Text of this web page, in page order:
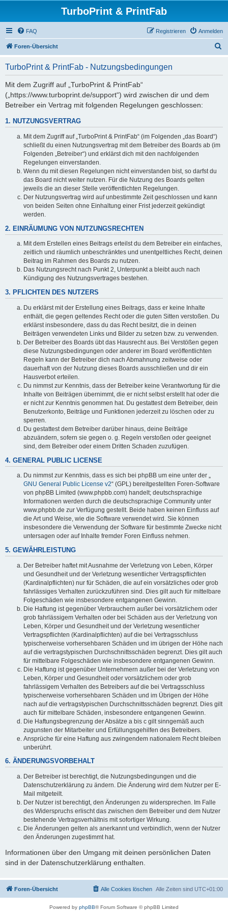
TurboPrint & PrintFab
FAQ Anmelden
Registrieren
Foren-Übersicht
TurboPrint & PrintFab - Nutzungsbedingungen
Mit dem Zugriff auf „TurboPrint & PrintFab“
(„https://www.turboprint.de/support“) wird zwischen dir und dem
Betreiber ein Vertrag mit folgenden Regelungen geschlossen:
1. NUTZUNGSVERTRAG
Mit dem Zugriff auf „TurboPrint & PrintFab“ (im Folgenden „das Board“)
schließt du einen Nutzungsvertrag mit dem Betreiber des Boards ab (im
Folgenden „Betreiber“) und erklärst dich mit den nachfolgenden
Regelungen einverstanden.
Wenn du mit diesen Regelungen nicht einverstanden bist, so darfst du
das Board nicht weiter nutzen. Für die Nutzung des Boards gelten
jeweils die an dieser Stelle veröffentlichten Regelungen.
Der Nutzungsvertrag wird auf unbestimmte Zeit geschlossen und kann
von beiden Seiten ohne Einhaltung einer Frist jederzeit gekündigt
werden.
2. EINRÄUMUNG VON NUTZUNGSRECHTEN
Mit dem Erstellen eines Beitrags erteilst du dem Betreiber ein einfaches,
zeitlich und räumlich unbeschränktes und unentgeltliches Recht, deinen
Beitrag im Rahmen des Boards zu nutzen.
Das Nutzungsrecht nach Punkt 2, Unterpunkt a bleibt auch nach
Kündigung des Nutzungsvertrages bestehen.
3. PFLICHTEN DES NUTZERS
Du erklärst mit der Erstellung eines Beitrags, dass er keine Inhalte
enthält, die gegen geltendes Recht oder die guten Sitten verstoßen. Du
erklärst insbesondere, dass du das Recht besitzt, die in deinen
Beiträgen verwendeten Links und Bilder zu setzen bzw. zu verwenden.
Der Betreiber des Boards übt das Hausrecht aus. Bei Verstößen gegen
diese Nutzungsbedingungen oder anderer im Board veröffentlichten
Regeln kann der Betreiber dich nach Abmahnung zeitweise oder
dauerhaft von der Nutzung dieses Boards ausschließen und dir ein
Hausverbot erteilen.
Du nimmst zur Kenntnis, dass der Betreiber keine Verantwortung für die
Inhalte von Beiträgen übernimmt, die er nicht selbst erstellt hat oder die
er nicht zur Kenntnis genommen hat. Du gestattest dem Betreiber, dein
Benutzerkonto, Beiträge und Funktionen jederzeit zu löschen oder zu
sperren.
Du gestattest dem Betreiber darüber hinaus, deine Beiträge
abzuändern, sofern sie gegen o. g. Regeln verstoßen oder geeignet
sind, dem Betreiber oder einem Dritten Schaden zuzufügen.
4. GENERAL PUBLIC LICENSE
Du nimmst zur Kenntnis, dass es sich bei phpBB um eine unter der „
GNU General Public License v2“ (GPL) bereitgestellten Foren-Software
von phpBB Limited (www.phpbb.com) handelt; deutschsprachige
Informationen werden durch die deutschsprachige Community unter
www.phpbb.de zur Verfügung gestellt. Beide haben keinen Einfluss auf
die Art und Weise, wie die Software verwendet wird. Sie können
insbesondere die Verwendung der Software für bestimmte Zwecke nicht
untersagen oder auf Inhalte fremder Foren Einfluss nehmen.
5. GEWÄHRLEISTUNG
Der Betreiber haftet mit Ausnahme der Verletzung von Leben, Körper
und Gesundheit und der Verletzung wesentlicher Vertragspflichten
(Kardinalpflichten) nur für Schäden, die auf ein vorsätzliches oder grob
fahrlässiges Verhalten zurückzuführen sind. Dies gilt auch für mittelbare
Folgeschäden wie insbesondere entgangenen Gewinn.
Die Haftung ist gegenüber Verbrauchern außer bei vorsätzlichem oder
grob fahrlässigem Verhalten oder bei Schäden aus der Verletzung von
Leben, Körper und Gesundheit und der Verletzung wesentlicher
Vertragspflichten (Kardinalpflichten) auf die bei Vertragsschluss
typischerweise vorhersehbaren Schäden und im übrigen der Höhe nach
auf die vertragstypischen Durchschnittsschäden begrenzt. Dies gilt auch
für mittelbare Folgeschäden wie insbesondere entgangenen Gewinn.
Die Haftung ist gegenüber Unternehmern außer bei der Verletzung von
Leben, Körper und Gesundheit oder vorsätzlichem oder grob
fahrlässigem Verhalten des Betreibers auf die bei Vertragsschluss
typischerweise vorhersehbaren Schäden und im Übrigen der Höhe
nach auf die vertragstypischen Durchschnittsschäden begrenzt. Dies gilt
auch für mittelbare Schäden, insbesondere entgangenen Gewinn.
Die Haftungsbegrenzung der Absätze a bis c gilt sinngemäß auch
zugunsten der Mitarbeiter und Erfüllungsgehilfen des Betreibers.
Ansprüche für eine Haftung aus zwingendem nationalem Recht bleiben
unberührt.
6. ÄNDERUNGSVORBEHALT
Der Betreiber ist berechtigt, die Nutzungsbedingungen und die
Datenschutzerklärung zu ändern. Die Änderung wird dem Nutzer per E-
Mail mitgeteilt.
Der Nutzer ist berechtigt, den Änderungen zu widersprechen. Im Falle
des Widerspruchs erlischt das zwischen dem Betreiber und dem Nutzer
bestehende Vertragsverhältnis mit sofortiger Wirkung.
Die Änderungen gelten als anerkannt und verbindlich, wenn der Nutzer
den Änderungen zugestimmt hat.
Informationen über den Umgang mit deinen persönlichen Daten
sind in der Datenschutzerklärung enthalten.
Foren-Übersicht Alle Zeiten sind UTC+01:00
Alle Cookies löschen
Powered by phpBB® Forum Software © phpBB Limited